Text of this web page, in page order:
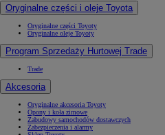
Oryginalne części i oleje Toyota
Oryginalne części Toyoty
Oryginalne oleje Toyoty
Program Sprzedaży Hurtowej Trade
Trade
Akcesoria
Oryginalne akcesoria Toyoty
Opony i koła zimowe
Zabudowy samochodów dostawczych
Zabezpieczenia i alarmy